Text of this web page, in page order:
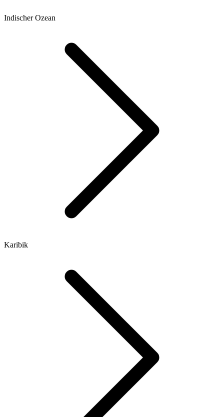
Indischer Ozean
Karibik